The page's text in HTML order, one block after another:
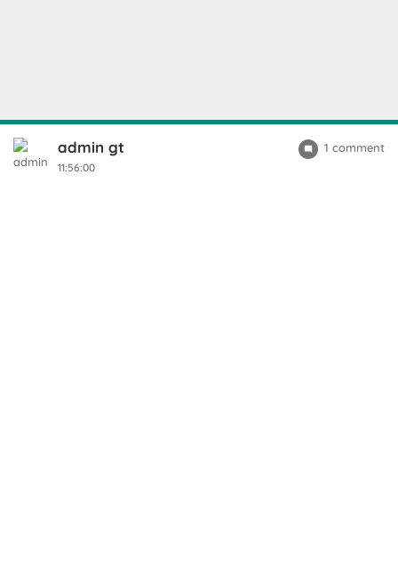
admin gt
11:56:00
1 comment